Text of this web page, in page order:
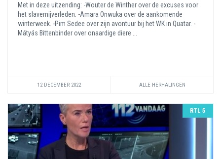
Met in deze uitzending: -Wouter de Winther over de excuses voor
het slavernijverleden. -Amara Onwuka over de aankomende
winterweek. -Pim Sedee over zijn avontuur bij het WK in Quatar. -
Mátyás Bittenbinder over onaardige diere ...
12 DECEMBER 2022 ALLE HERHALINGEN
RTL 5